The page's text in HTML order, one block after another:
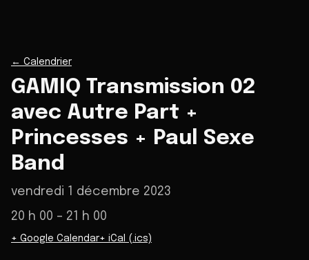
← Calendrier
GAMIQ Transmission 02
avec Autre Part +
Princesses + Paul Sexe
Band
vendredi 1 décembre 2023
20 h 00 – 21 h 00
+ Google Calendar+ iCal (.ics)